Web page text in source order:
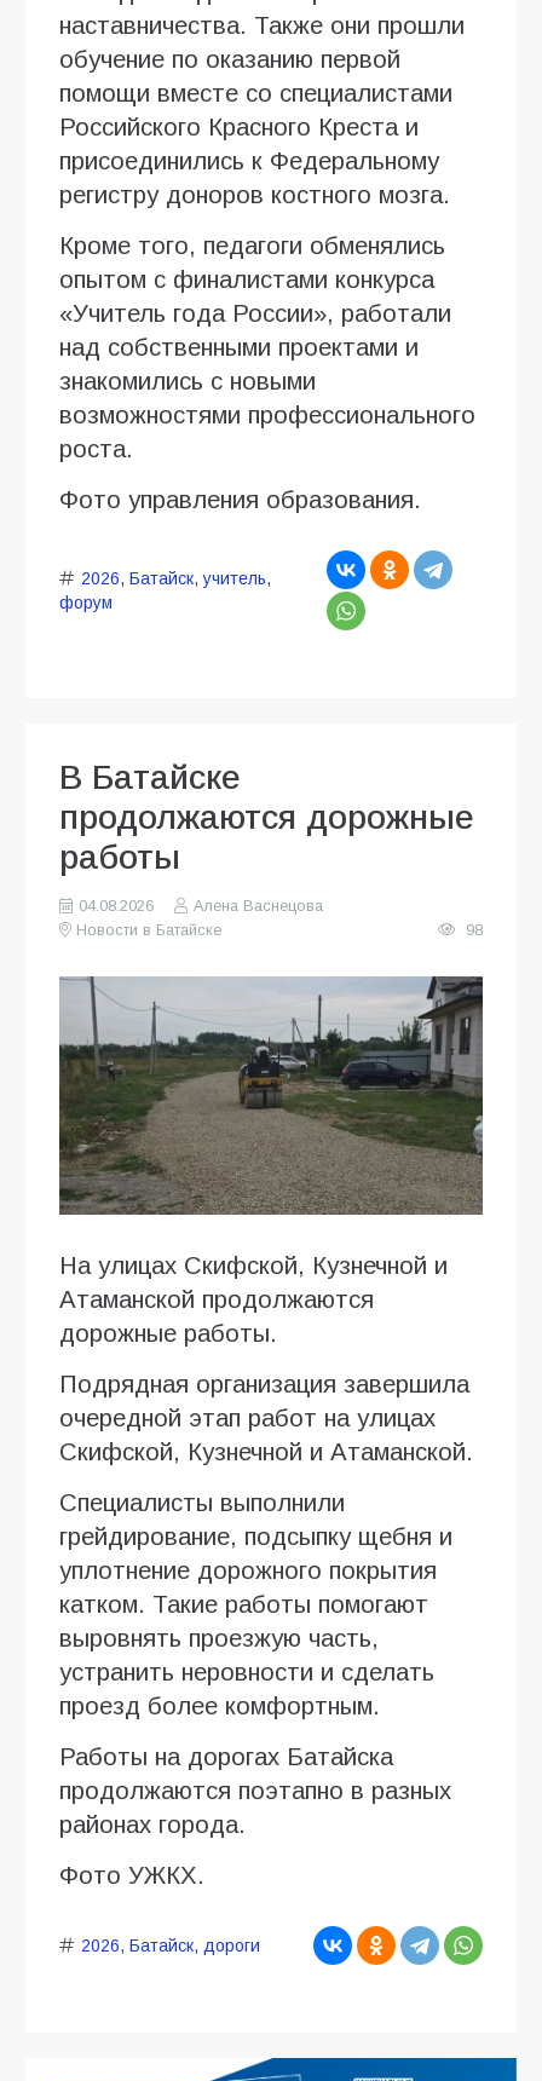
наставничества. Также они прошли
обучение по оказанию первой
помощи вместе со специалистами
Российского Красного Креста и
присоединились к Федеральному
регистру доноров костного мозга.
Кроме того, педагоги обменялись
опытом с финалистами конкурса
«Учитель года России», работали
над собственными проектами и
знакомились с новыми
возможностями профессионального
роста.
Фото управления образования.
2026, Батайск,учитель,
форум
В Батайске
продолжаются дорожные
работы
04.08.2026
Алена Васнецова
Новости в Батайске
98
На улицах Скифской, Кузнечной и
Атаманской продолжаются
дорожные работы.
Подрядная организация завершила
очередной этап работ на улицах
Скифской, Кузнечной и Атаманской.
Специалисты выполнили
грейдирование, подсыпку щебня и
уплотнение дорожного покрытия
катком. Такие работы помогают
выровнять проезжую часть,
устранить неровности и сделать
проезд более комфортным.
Работы на дорогах Батайска
продолжаются поэтапно в разных
районах города.
Фото УЖКХ.
2026, Батайск, дороги